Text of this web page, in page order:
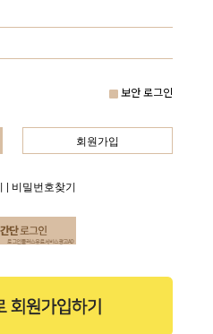
보안 로그인
회원가입
비밀번호찾기